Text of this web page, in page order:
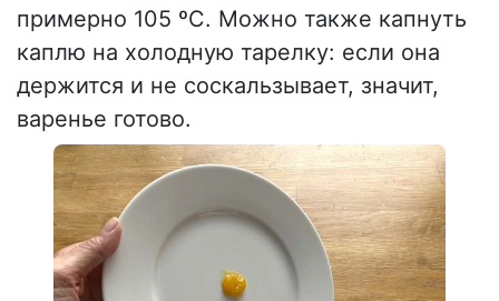
примерно 105 ºC. Можно также капнуть
каплю на холодную тарелку: если она
держится и не соскальзывает, значит,
варенье готово.